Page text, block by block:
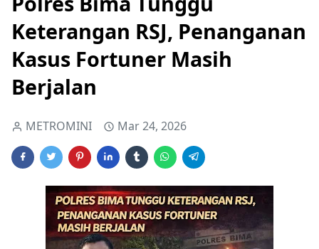
Keterangan RSJ, Penanganan
Kasus Fortuner Masih
Berjalan
METROMINI Mar 24, 2026